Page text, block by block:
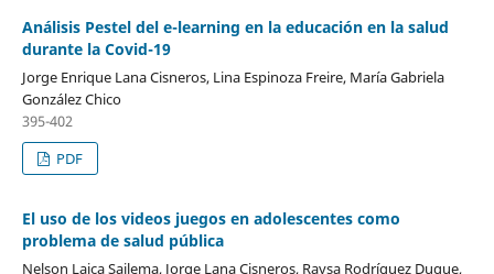
Análisis Pestel del e-learning en la educación en la salud
durante la Covid-19
Jorge Enrique Lana Cisneros, Lina Espinoza Freire, María Gabriela
González Chico
395-402
PDF
El uso de los videos juegos en adolescentes como
problema de salud pública
Nelson Laica Sailema, Jorge Lana Cisneros, Raysa Rodríguez Duque,